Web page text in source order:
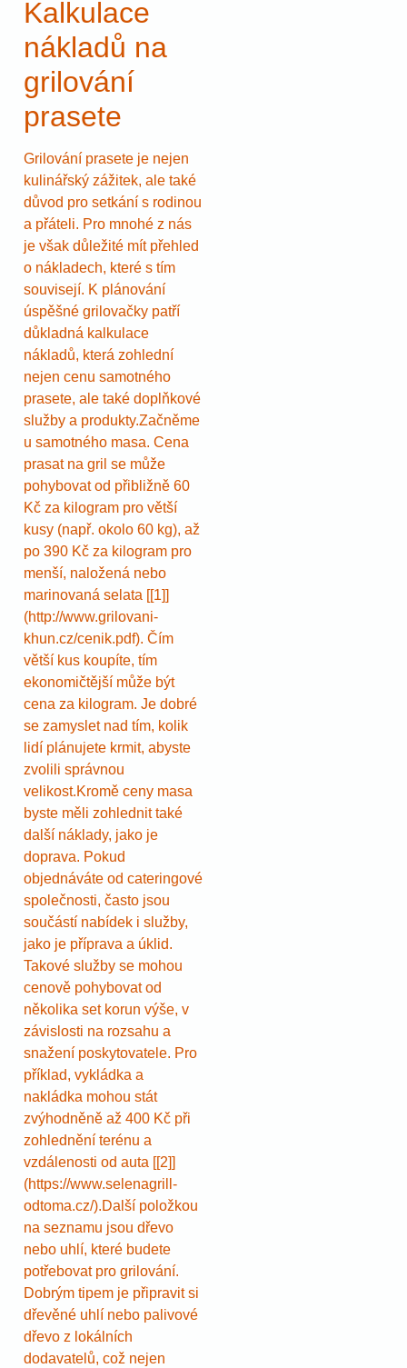
Kalkulace
nákladů na
grilování
prasete
Grilování prasete je nejen
kulinářský zážitek, ale také
důvod pro setkání s rodinou
a přáteli. Pro mnohé z nás
je však důležité mít přehled
o nákladech, které s tím
souvisejí. K plánování
úspěšné grilovačky patří
důkladná kalkulace
nákladů, která zohlední
nejen cenu samotného
prasete, ale také doplňkové
služby a produkty.Začněme
u samotného masa. Cena
prasat na gril se může
pohybovat od přibližně 60
Kč za kilogram pro větší
kusy (např. okolo 60 kg), až
po 390 Kč za kilogram pro
menší, naložená nebo
marinovaná selata [[1]]
(http://www.grilovani-
khun.cz/cenik.pdf). Čím
větší kus koupíte, tím
ekonomičtější může být
cena za kilogram. Je dobré
se zamyslet nad tím, kolik
lidí plánujete krmit, abyste
zvolili správnou
velikost.Kromě ceny masa
byste měli zohlednit také
další náklady, jako je
doprava. Pokud
objednáváte od cateringové
společnosti, často jsou
součástí nabídek i služby,
jako je příprava a úklid.
Takové služby se mohou
cenově pohybovat od
několika set korun výše, v
závislosti na rozsahu a
snažení poskytovatele. Pro
příklad, vykládka a
nakládka mohou stát
zvýhodněně až 400 Kč při
zohlednění terénu a
vzdálenosti od auta [[2]]
(https://www.selenagrill-
odtoma.cz/).Další položkou
na seznamu jsou dřevo
nebo uhlí, které budete
potřebovat pro grilování.
Dobrým tipem je připravit si
dřevěné uhlí nebo palivové
dřevo z lokálních
dodavatelů, což nejen